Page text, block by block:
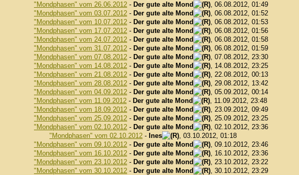
"Mondphasen" vom 26.06.2012 - Der gute alte Mond
, 06.08.2012, 01:49
"Mondphasen" vom 03.07.2012 - Der gute alte Mond
, 06.08.2012, 01:52
"Mondphasen" vom 10.07.2012 - Der gute alte Mond
, 06.08.2012, 01:53
"Mondphasen" vom 17.07.2012 - Der gute alte Mond
, 06.08.2012, 01:56
"Mondphasen" vom 24.07.2012 - Der gute alte Mond
, 06.08.2012, 01:58
"Mondphasen" vom 31.07.2012 - Der gute alte Mond
, 06.08.2012, 01:59
"Mondphasen" vom 07.08.2012 - Der gute alte Mond
, 07.08.2012, 23:30
"Mondphasen" vom 14.08.2012 - Der gute alte Mond
, 14.08.2012, 23:25
"Mondphasen" vom 21.08.2012 - Der gute alte Mond
, 22.08.2012, 00:13
"Mondphasen" vom 28.08.2012 - Der gute alte Mond
, 29.08.2012, 13:42
"Mondphasen" vom 04.09.2012 - Der gute alte Mond
, 05.09.2012, 00:14
"Mondphasen" vom 11.09.2012 - Der gute alte Mond
, 11.09.2012, 23:48
"Mondphasen" vom 18.09.2012 - Der gute alte Mond
, 23.09.2012, 09:49
"Mondphasen" vom 25.09.2012 - Der gute alte Mond
, 25.09.2012, 23:25
"Mondphasen" vom 02.10.2012 - Der gute alte Mond
, 02.10.2012, 23:36
"Mondphasen" vom 02.10.2012 - Ines
, 03.10.2012, 01:18
"Mondphasen" vom 09.10.2012 - Der gute alte Mond
, 09.10.2012, 23:46
"Mondphasen" vom 16.10.2012 - Der gute alte Mond
, 16.10.2012, 23:36
"Mondphasen" vom 23.10.2012 - Der gute alte Mond
, 23.10.2012, 23:22
"Mondphasen" vom 30.10.2012 - Der gute alte Mond
, 30.10.2012, 23:29